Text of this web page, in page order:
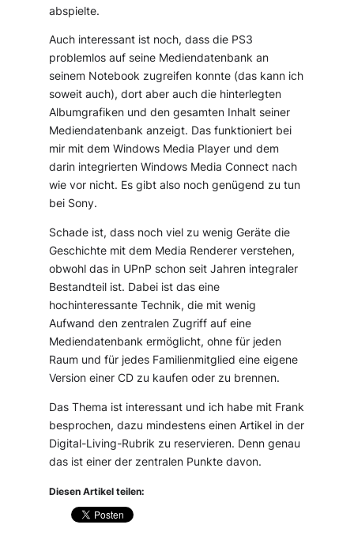
abspielte.
Auch interessant ist noch, dass die PS3
problemlos auf seine Mediendatenbank an
seinem Notebook zugreifen konnte (das kann ich
soweit auch), dort aber auch die hinterlegten
Albumgrafiken und den gesamten Inhalt seiner
Mediendatenbank anzeigt. Das funktioniert bei
mir mit dem Windows Media Player und dem
darin integrierten Windows Media Connect nach
wie vor nicht. Es gibt also noch genügend zu tun
bei Sony.
Schade ist, dass noch viel zu wenig Geräte die
Geschichte mit dem Media Renderer verstehen,
obwohl das in UPnP schon seit Jahren integraler
Bestandteil ist. Dabei ist das eine
hochinteressante Technik, die mit wenig
Aufwand den zentralen Zugriff auf eine
Mediendatenbank ermöglicht, ohne für jeden
Raum und für jedes Familienmitglied eine eigene
Version einer CD zu kaufen oder zu brennen.
Das Thema ist interessant und ich habe mit Frank
besprochen, dazu mindestens einen Artikel in der
Digital-Living-Rubrik zu reservieren. Denn genau
das ist einer der zentralen Punkte davon.
Diesen Artikel teilen: